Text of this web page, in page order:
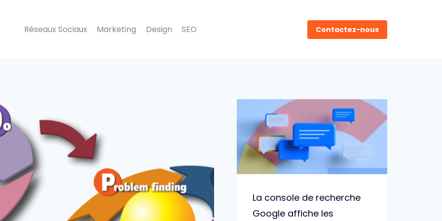
Réseaux Sociaux Marketing Design SEO Contactez-nous
La console de recherche
Google affiche les